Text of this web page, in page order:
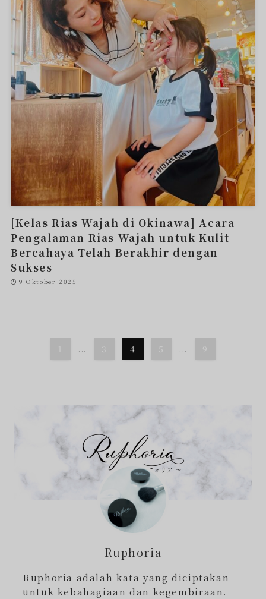
[Kelas Rias Wajah di Okinawa] Acara
Pengalaman Rias Wajah untuk Kulit
Bercahaya Telah Berakhir dengan
Sukses
9 Oktober 2025
1 ... 3 4 5 ... 9
Ruphoria
Ruphoria adalah kata yang diciptakan
untuk kebahagiaan dan kegembiraan.